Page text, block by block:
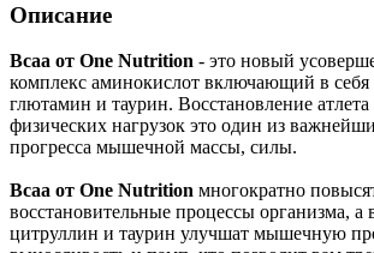
Описание
Всаа от One Nutrition - это новый
комплекс аминокислот включающий в себя
глютамин и таурин. Восстановление
физических нагрузок это один из
прогресса мышечной массы, силы.
Bcaa от One Nutrition многократно
восстановительные процессы организма, а
цитруллин и таурин улучшат мышечную